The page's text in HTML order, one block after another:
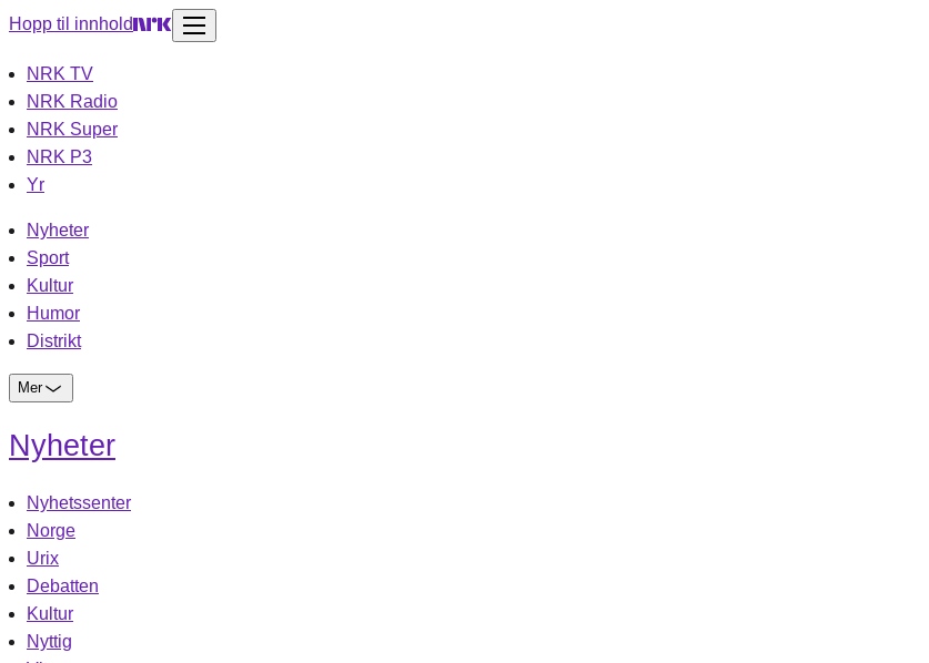
Hopp til innhold
NRK TV
NRK Radio
NRK Super
NRK P3
Yr
Nyheter
Sport
Kultur
Humor
Distrikt
Mer
Nyheter
Nyhetssenter
Norge
Urix
Debatten
Kultur
Nyttig